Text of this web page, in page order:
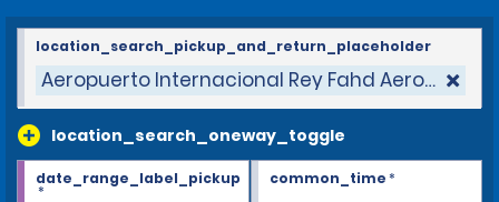
Aeropuerto Internacional Rey Fahd Aeropuerto
location_search_oneway_toggle
location_search_pickup_and_return_placeholder
date_range_label_pickup
*
common_time*